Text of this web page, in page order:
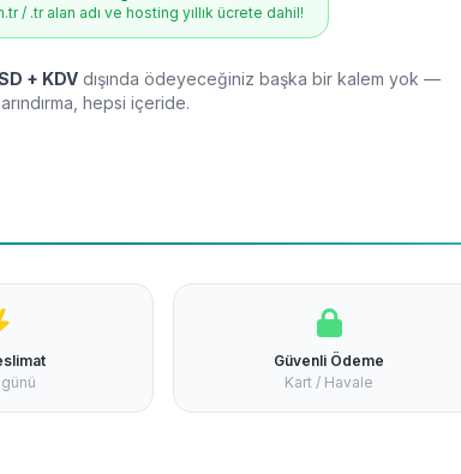
/ .tr alan adı ve hosting yıllık ücrete dahil!
+ KDV dışında ödeyeceğiniz başka bir kalem yok —
hepsi içeride.
Güvenli Ödeme
Kart / Havale